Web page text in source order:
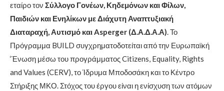
εταίρο τον Σύλλογο Γονέων, Κηδεμόνων και Φίλων,
Παιδιών και Ενηλίκων με Διάχυτη Αναπτυξιακή
Διαταραχή, Αυτισμό και Asperger (Δ.Α.Δ.Α.Α). Το
Πρόγραμμα BUILD συγχρηματοδοτείται από την Ευρωπαϊκή
‘Ένωση μέσω του προγράμματος Citizens, Equality, Rights
and Values (CERV), το Ίδρυμα Μποδοσάκη και το Κέντρο
Στήριξης ΜΚΟ. Στόχος του έργου είναι η ενίσχυση των ατόμων